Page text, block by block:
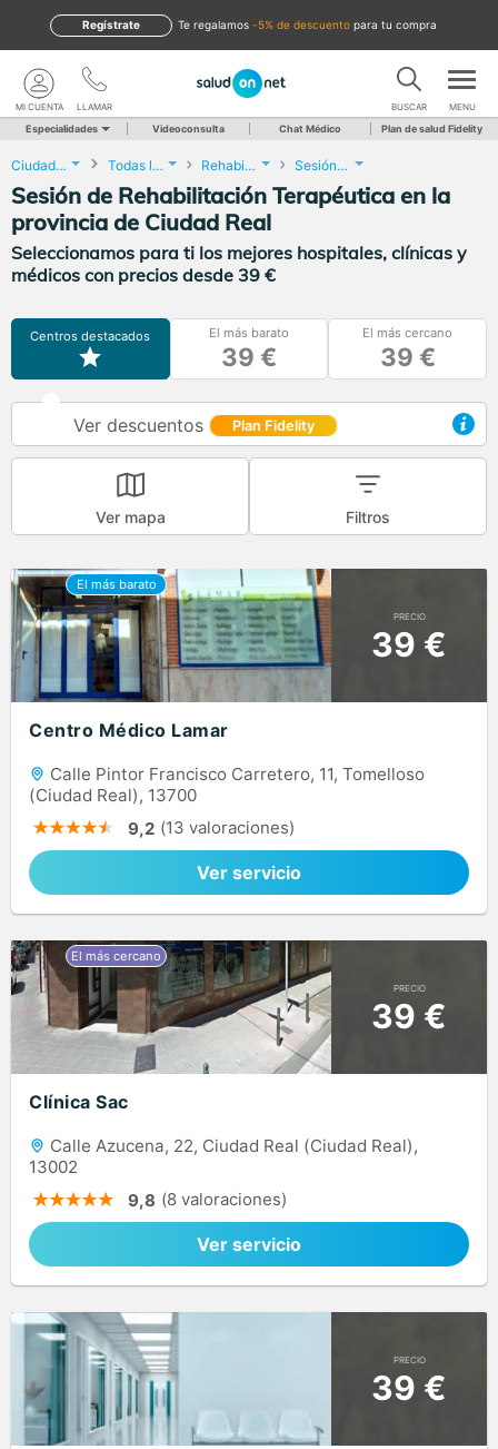
te regalamos -5% de descuento para tu compra
Regístrate
LLAMAR
MI CUENTA BUSCAR MENU
Especialidades Videoconsulta Chat Médico Plan de salud Fidelity
Ciudad Real Todas las localidades Rehabilitación Sesión de Rehabilitación Terapéutica
Sesión de Rehabilitación Terapéutica en la
provincia de Ciudad Real
Seleccionamos para ti los mejores hospitales, clínicas y
médicos con precios desde 39 €
Centros destacados El más barato
39 €
El más cercano
39 €
Ver descuentos Plan Fidelity
Ver mapa Filtros
PRECIO
39 €
Centro Médico Lamar
Calle Pintor Francisco Carretero, 11, Tomelloso
(Ciudad Real), 13700
9,2 (13 valoraciones)
Ver servicio
PRECIO
39 €
Clínica Sac
Calle Azucena, 22, Ciudad Real (Ciudad Real),
13002
9,8 (8 valoraciones)
Ver servicio
PRECIO
39 €